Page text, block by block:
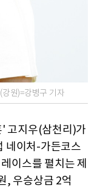
원)=강병구 기자
고지우(삼천리)가
네이처-가든코스
이스를 펼치는 제
, 우승상금 2억